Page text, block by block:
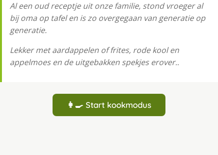
Al een oud receptje uit onze familie, stond vroeger al
bij oma op tafel en is zo overgegaan van generatie op
generatie.
Lekker met aardappelen of frites, rode kool en
appelmoes en de uitgebakken spekjes erover..
👩‍🍳 Start kookmodus